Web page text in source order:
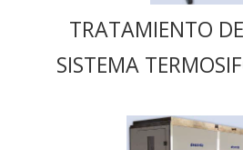
TRATAMIENTO
SISTEMA